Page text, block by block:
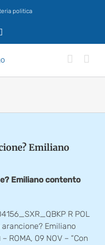
politica
Emiliano
Emiliano contento
R POL
Emiliano
ROMA, 09 NOV – “Con